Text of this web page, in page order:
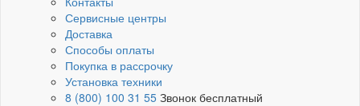
Сервисные центры
Доставка
Способы оплаты
Покупка в рассрочку
Установка техники
8 (800) 100 31 55 Звонок бесплатный